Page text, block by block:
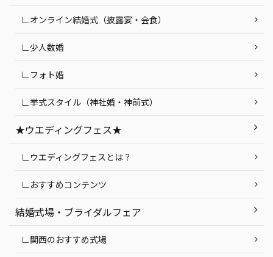
∟オンライン結婚式（披露宴・会食）
∟少人数婚
∟フォト婚
∟挙式スタイル（神社婚・神前式）
★ウエディングフェス★
∟ウエディングフェスとは？
∟おすすめコンテンツ
結婚式場・ブライダルフェア
∟関西のおすすめ式場